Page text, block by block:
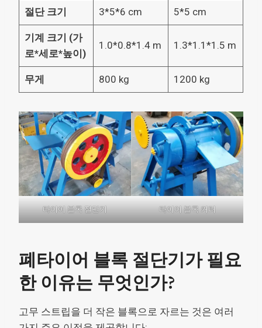
절단 크기 3*5*6 cm 5*5 cm
기계 크기 (가
로*세로*높이)
1.0*0.8*1.4 m 1.3*1.1*1.5 m
무게 800 kg 1200 kg
타이어 블록 절단기 타이어 블록 커터
폐타이어 블록 절단기가 필요
한 이유는 무엇인가?
고무 스트립을 더 작은 블록으로 자르는 것은 여러